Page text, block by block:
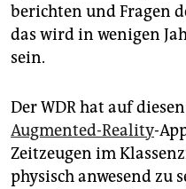
berichten und Fragen
das wird in wenigen
sein.
Der WDR hat auf
Augmented-Reality-
Zeitzeugen im
physisch anwesend zu